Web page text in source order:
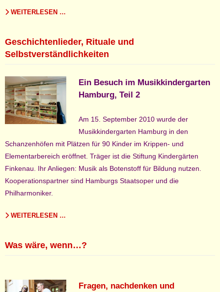
WEITERLESEN …
Geschichtenlieder, Rituale und
Selbstverständlichkeiten
Ein Besuch im Musikkindergarten
Hamburg, Teil 2
Am 15. September 2010 wurde der
Musikkindergarten Hamburg in den
Schanzenhöfen mit Plätzen für 90 Kinder im Krippen- und
Elementarbereich eröffnet. Träger ist die Stiftung Kindergärten
Finkenau. Ihr Anliegen: Musik als Botenstoff für Bildung nutzen.
Kooperationspartner sind Hamburgs Staatsoper und die
Philharmoniker.
WEITERLESEN …
Was wäre, wenn…?
Fragen, nachdenken und